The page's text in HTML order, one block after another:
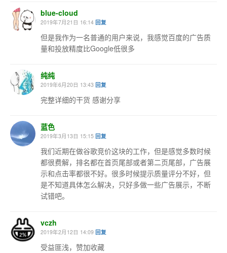
blue-cloud
2019年7月21日 16:14 回复
但是我作为一名普通的用户来说，我感觉百度的广告质
量和投放精度比Google低很多
纯纯
2019年6月20日 13:43 回复
完整详细的干货 感谢分享
蓝色
2019年3月13日 15:15 回复
我们近期在做谷歌竞价这块的工作，但是感觉多数时候
都很费解，排名都在首页尾部或者第二页尾部，广告展
示和点击率都很不好。很多时候提示质量评分不好，但
是不知道具体怎么解决，只好多做一些广告展示，不断
试错吧。
vczh
2019年2月12日 14:09 回复
受益匪浅，赞加收藏